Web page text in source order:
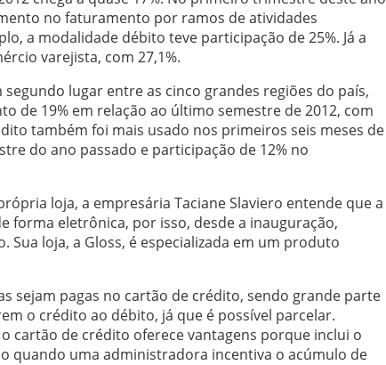
no faturamento por ramos de atividades
a modalidade débito teve participação de 25%. Já a
varejista, com 27,1%.
lugar entre as cinco grandes regiões do país,
de 19% em relação ao último semestre de 2012, com
também foi mais usado nos primeiros seis meses de
do ano passado e participação de 12% no
loja, a empresária Taciane Slaviero entende que a
forma eletrônica, por isso, desde a inauguração,
loja, a Gloss, é especializada em um produto
sejam pagas no cartão de crédito, sendo grande parte
o crédito ao débito, já que é possível parcelar.
cartão de crédito oferece vantagens porque inclui o
quando uma administradora incentiva o acúmulo de